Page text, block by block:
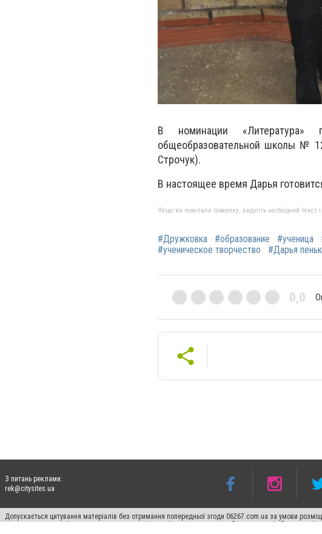
В номинации «Литература»
общеобразовательной школы №
Строчук).
В настоящее время Дарья
Якщо ви помітили помилку, виділіть необхідний текст
#Дружковка #образование #ученица
#ученическое творчество
#Дарья
0,0
З питань реклами:
rek@citysites.ua
Допускається цитування матеріалів без отримання попередньої згоди 06267.com.ua за умови
пошукових систем гіперпосилання на цитовані статті не нижче другого абзацу в тексті або в